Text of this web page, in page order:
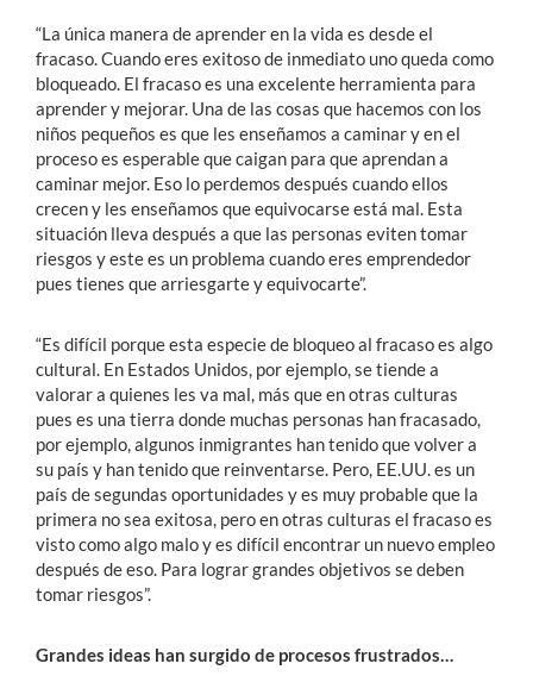
“La única manera de aprender en la vida es desde el
fracaso. Cuando eres exitoso de inmediato uno queda como
bloqueado. El fracaso es una excelente herramienta para
aprender y mejorar. Una de las cosas que hacemos con los
niños pequeños es que les enseñamos a caminar y en el
proceso es esperable que caigan para que aprendan a
caminar mejor. Eso lo perdemos después cuando ellos
crecen y les enseñamos que equivocarse está mal. Esta
situación lleva después a que las personas eviten tomar
riesgos y este es un problema cuando eres emprendedor
pues tienes que arriesgarte y equivocarte”.
“Es difícil porque esta especie de bloqueo al fracaso es algo
cultural. En Estados Unidos, por ejemplo, se tiende a
valorar a quienes les va mal, más que en otras culturas
pues es una tierra donde muchas personas han fracasado,
por ejemplo, algunos inmigrantes han tenido que volver a
su país y han tenido que reinventarse. Pero, EE.UU. es un
país de segundas oportunidades y es muy probable que la
primera no sea exitosa, pero en otras culturas el fracaso es
visto como algo malo y es difícil encontrar un nuevo empleo
después de eso. Para lograr grandes objetivos se deben
tomar riesgos”.
Grandes ideas han surgido de procesos frustrados…